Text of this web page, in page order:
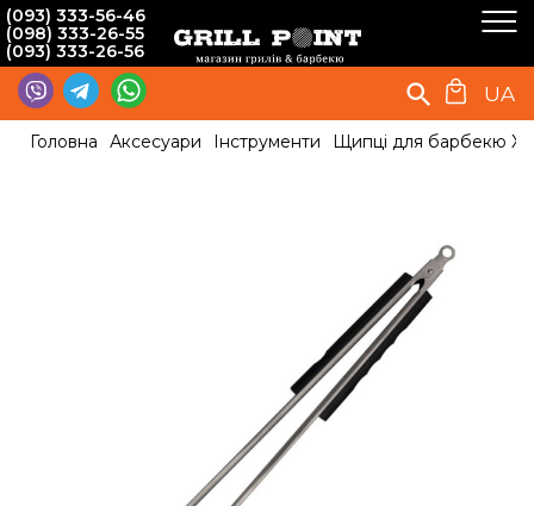
(093) 333-56-46
(098) 333-26-55
(093) 333-26-56
UA
Головна Аксесуари Інструменти Щипці для барбекю XL